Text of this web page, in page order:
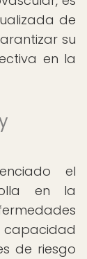
de
su
en la
el
en la
capacidad
de riesgo